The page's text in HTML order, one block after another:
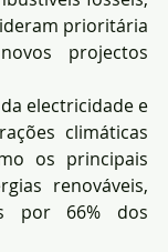
prioritária
projectos
electricidade e
climáticas
os principais
renováveis,
por 66% dos